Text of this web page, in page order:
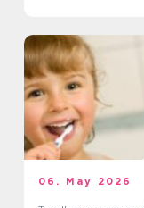
06. May 2026